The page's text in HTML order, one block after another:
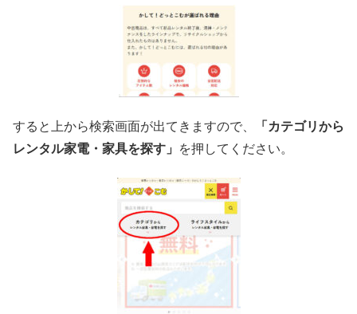
すると上から検索画面が出てきますので、
「カテゴリから
レンタル家電・家具を探す」
を押してください。